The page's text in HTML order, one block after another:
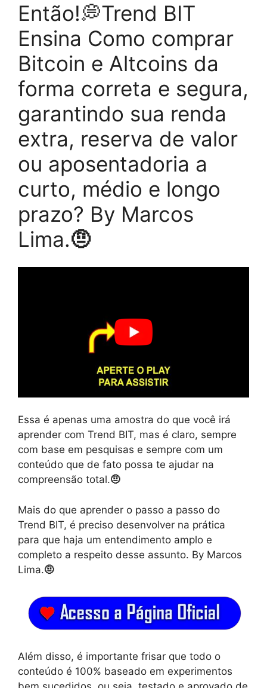
Então!💭Trend BIT
Ensina Como comprar
Bitcoin e Altcoins da
forma correta e segura,
garantindo sua renda
extra, reserva de valor
ou aposentadoria a
curto, médio e longo
prazo? By Marcos
Lima.🤨
Essa é apenas uma amostra do que você irá
aprender com Trend BIT, mas é claro, sempre
com base em pesquisas e sempre com um
conteúdo que de fato possa te ajudar na
compreensão total.🤨
Mais do que aprender o passo a passo do
Trend BIT, é preciso desenvolver na prática
para que haja um entendimento amplo e
completo a respeito desse assunto. By Marcos
Lima.🤨
Além disso, é importante frisar que todo o
conteúdo é 100% baseado em experimentos